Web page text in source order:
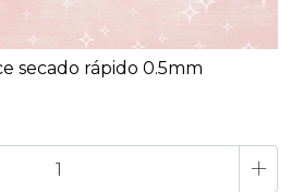
secado rápido 0.5mm
+